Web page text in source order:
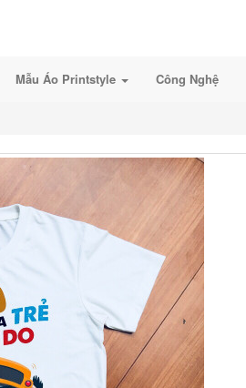
Mẫu Áo Printstyle Công Nghệ